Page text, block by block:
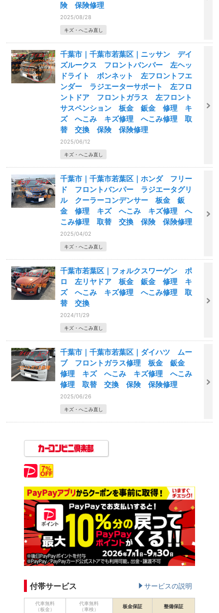
険 保険修理
2025/08/28
キズ・へこみ直し
千葉市｜千葉市若葉区｜ニッサン デイ
ズルークス フロントバンパー 左ヘッ
ドライト ボンネット 左フロントフエ
ンダー ラジエーターサポート 左フロ
ントドア フロントガラス 左フロント
サスペンション 板金 鈑金 修理 キ
ズ へこみ キズ修理 へこみ修理 取
替 交換 保険 保険修理
2025/06/12
キズ・へこみ直し
千葉市｜千葉市若葉区｜ホンダ フリー
ド フロントバンパー ラジエータグリ
ル クーラーコンデンサー 板金 鈑
金 修理 キズ へこみ キズ修理 へ
こみ修理 取替 交換 保険 保険修理
2025/04/02
キズ・へこみ直し
千葉市若葉区｜フォルクスワーゲン ポ
ロ 左リヤドア 板金 鈑金 修理 キ
ズ へこみ キズ修理 へこみ修理 取
替 交換
2024/11/29
キズ・へこみ直し
千葉市｜千葉市若葉区｜ダイハツ ムー
ブ フロントガラス修理 板金 鈑金
修理 キズ へこみ キズ修理 へこみ
修理 取替 交換 保険 保険修理
2025/06/26
キズ・へこみ直し
付帯サービス サービスの説明
代車無料
（板金）
代車無料
（車検）
板金保証 整備保証